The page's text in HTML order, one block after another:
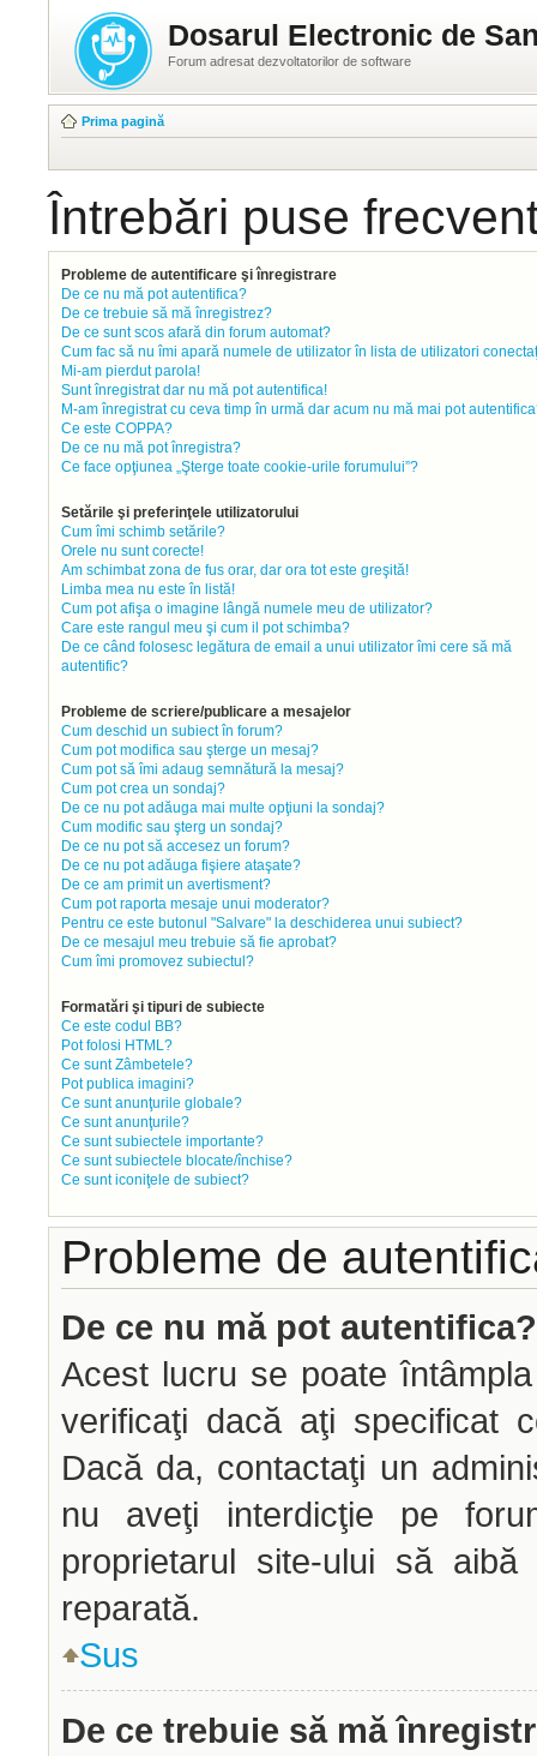
Dosarul Electronic de
Forum adresat dezvoltatorilor de software
Prima pagină
Întrebări puse
Probleme de autentificare şi înregistrare
De ce nu mă pot autentifica?
De ce trebuie să mă înregistrez?
De ce sunt scos afară din forum automat?
Cum fac să nu îmi apară numele de utilizator în lista de utilizatori
Mi-am pierdut parola!
Sunt înregistrat dar nu mă pot autentifica!
M-am înregistrat cu ceva timp în urmă dar acum nu mă mai pot
Ce este COPPA?
De ce nu mă pot înregistra?
Ce face opţiunea „Şterge toate cookie-urile forumului”?
Setările şi preferinţele utilizatorului
Cum îmi schimb setările?
Orele nu sunt corecte!
Am schimbat zona de fus orar, dar ora tot este greşită!
Limba mea nu este în listă!
Cum pot afişa o imagine lângă numele meu de utilizator?
Care este rangul meu şi cum il pot schimba?
De ce când folosesc legătura de email a unui utilizator îmi cere să mă
autentific?
Probleme de scriere/publicare a mesajelor
Cum deschid un subiect în forum?
Cum pot modifica sau şterge un mesaj?
Cum pot să îmi adaug semnătură la mesaj?
Cum pot crea un sondaj?
De ce nu pot adăuga mai multe opţiuni la sondaj?
Cum modific sau şterg un sondaj?
De ce nu pot să accesez un forum?
De ce nu pot adăuga fişiere ataşate?
De ce am primit un avertisment?
Cum pot raporta mesaje unui moderator?
Pentru ce este butonul "Salvare" la deschiderea unui subiect?
De ce mesajul meu trebuie să fie aprobat?
Cum îmi promovez subiectul?
Formatări şi tipuri de subiecte
Ce este codul BB?
Pot folosi HTML?
Ce sunt Zâmbetele?
Pot publica imagini?
Ce sunt anunţurile globale?
Ce sunt anunţurile?
Ce sunt subiectele importante?
Ce sunt subiectele blocate/închise?
Ce sunt iconiţele de subiect?
Probleme de
De ce nu mă pot autentifica?
Acest lucru se poate
verificaţi dacă aţi specificat
Dacă da, contactaţi un
nu aveţi interdicţie pe
proprietarul site-ului să
reparată.
Sus
De ce trebuie să mă